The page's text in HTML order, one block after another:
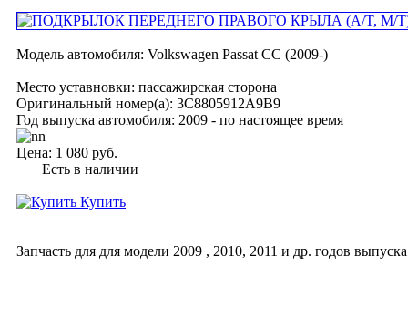
Модель автомобиля: Volkswagen Passat CC (2009-)
Место уставновки: пассажирская сторона
Оригинальный номер(а): 3C8805912A9B9
Год выпуска автомобиля: 2009 - по настоящее время
Цена: 1 080 руб.
Есть в наличии
Купить
Запчасть для для модели 2009 , 2010, 2011 и др. годов